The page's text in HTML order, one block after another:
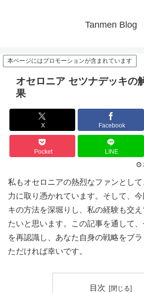
Tanmen Blog
本ページにはプロモーションが含まれています
オセロニア セツナデッキの
果
X Facebook
Pocket LINE
私もオセロニアの熱烈なファンとし
力に取り憑かれています。そして、
キの方法を深堀りし、私の経験も交
たいと思います。この記事を通して
を再認識し、あなた自身の戦略をブ
ただければ幸いです。
目次